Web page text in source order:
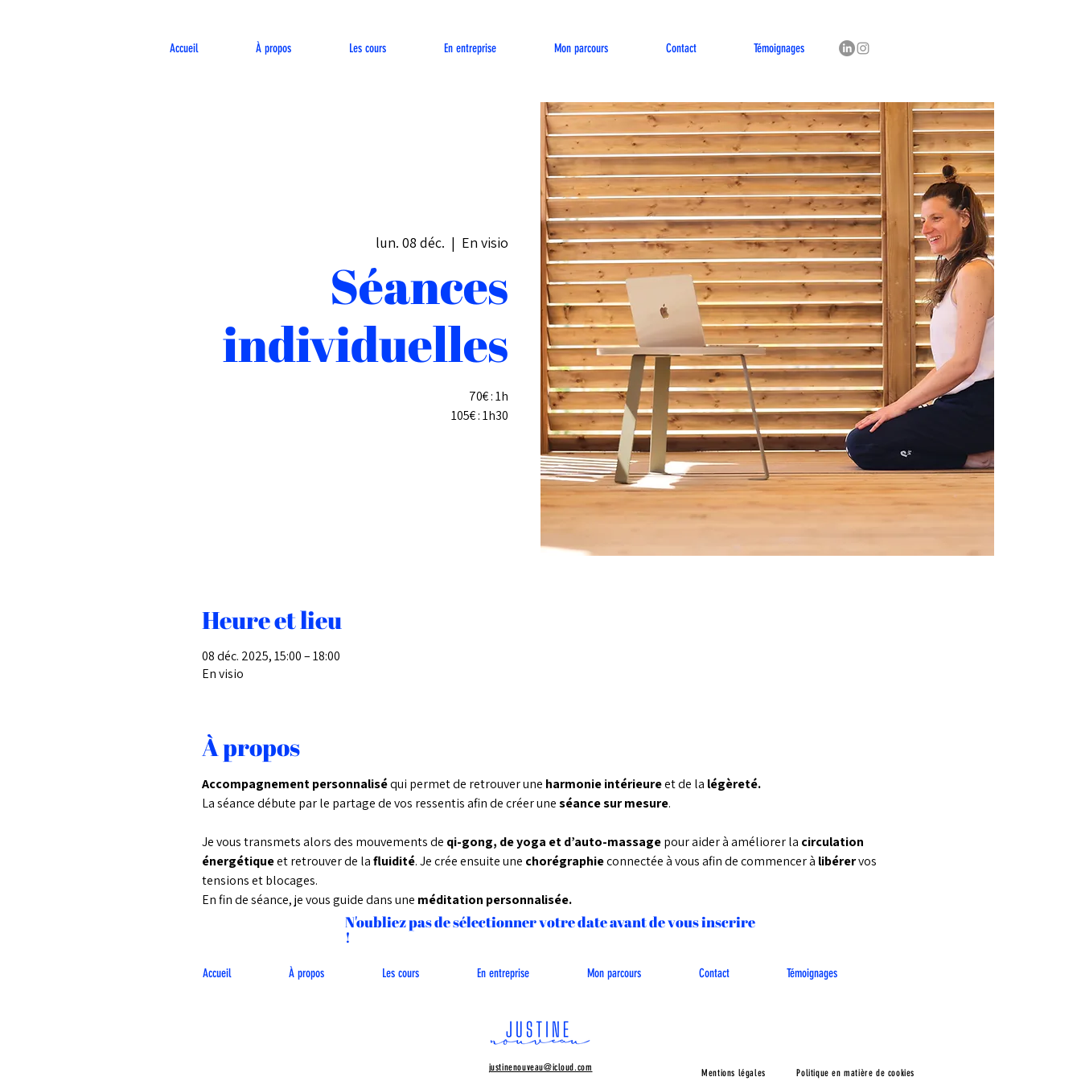
Accueil À propos Les cours En entreprise Mon parcours Contact Témoignages
lun. 08 déc.
  |
En visio
Séances
individuelles
70€ : 1h
105€ : 1h30
Heure et lieu
08 déc. 2025, 15:00 – 18:00
En visio
À propos
Accompagnement personnalisé qui permet de retrouver une harmonie intérieure et de la légèreté.
La séance débute par le partage de vos ressentis afin de créer une séance sur mesure.
Je vous transmets alors des mouvements de qi-gong, de yoga et d’auto-massage pour aider à améliorer la circulation
énergétique et retrouver de la fluidité. Je crée ensuite une chorégraphie connectée à vous afin de commencer à libérer vos
tensions et blocages.
En fin de séance, je vous guide dans une méditation personnalisée.
N'oubliez pas de sélectionner votre date avant de vous inscrire
!
Accueil À propos Les cours En entreprise Mon parcours Contact Témoignages
justinenouveau@icloud.com Mentions légales Politique en matière de cookies